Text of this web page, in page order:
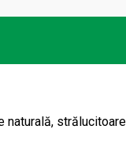
naturală,